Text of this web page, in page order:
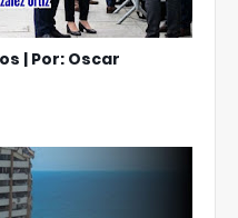
| Por: Oscar